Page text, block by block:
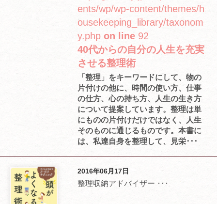
ents/wp/wp-content/themes/h
ousekeeping_library/taxonom
y.php on line 92
40代からの自分の人生を充実
させる整理術
「整理」をキーワードにして、物の
片付けの他に、時間の使い方、仕事
の仕方、心の持ち方、人生の生き方
について提案しています。整理は単
にものの片付けだけではなく、人生
そのものに通じるものです。本書に
は、私達自身を整理して、見栄･･･
2016年06月17日
整理収納アドバイザー ･･･